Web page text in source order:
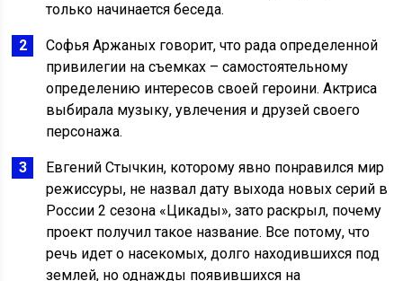
только начинается беседа.
Софья Аржаных говорит, что рада определенной
привилегии на съемках – самостоятельному
определению интересов своей героини. Актриса
выбирала музыку, увлечения и друзей своего
персонажа.
Евгений Стычкин, которому явно понравился мир
режиссуры, не назвал дату выхода новых серий в
России 2 сезона «Цикады», зато раскрыл, почему
проект получил такое название. Все потому, что
речь идет о насекомых, долго находившихся под
землей, но однажды появившихся на